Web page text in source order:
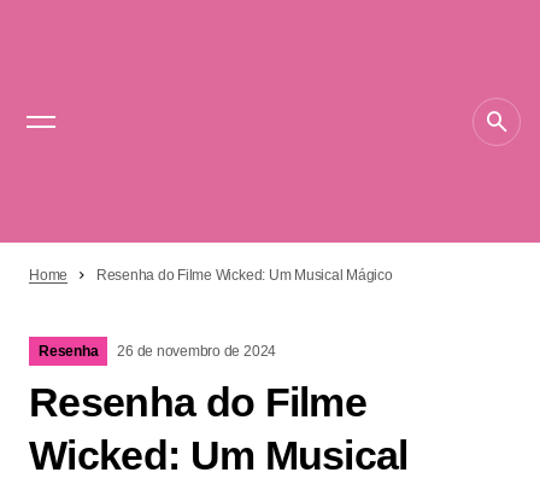
Home Resenha do Filme Wicked: Um Musical Mágico
Resenha 26 de novembro de 2024
Resenha do Filme
Wicked: Um Musical